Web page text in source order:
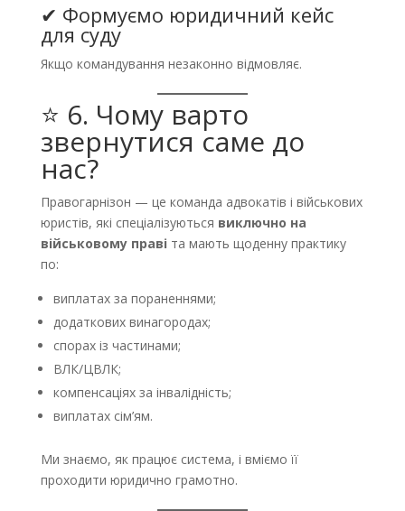
✔ Формуємо юридичний кейс
для суду
Якщо командування незаконно відмовляє.
⭐ 6. Чому варто
звернутися саме до
нас?
Правогарнізон — це команда адвокатів і військових
юристів, які спеціалізуються виключно на
військовому праві та мають щоденну практику
по:
виплатах за пораненнями;
додаткових винагородах;
спорах із частинами;
ВЛК/ЦВЛК;
компенсаціях за інвалідність;
виплатах сім’ям.
Ми знаємо, як працює система, і вміємо її
проходити юридично грамотно.